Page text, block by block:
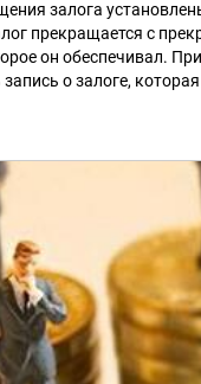
залога
прекращается с
он обеспечивал.
запись о залоге,